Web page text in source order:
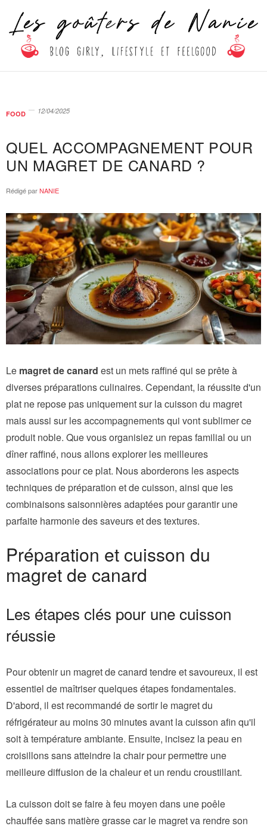
FOOD 12/04/2025
QUEL ACCOMPAGNEMENT POUR
UN MAGRET DE CANARD ?
Rédigé parNANIE
Le magret de canard est un mets raffiné qui se prête à
diverses préparations culinaires. Cependant, la réussite d'un
plat ne repose pas uniquement sur la cuisson du magret
mais aussi sur les accompagnements qui vont sublimer ce
produit noble. Que vous organisiez un repas familial ou un
dîner raffiné, nous allons explorer les meilleures
associations pour ce plat. Nous aborderons les aspects
techniques de préparation et de cuisson, ainsi que les
combinaisons saisonnières adaptées pour garantir une
parfaite harmonie des saveurs et des textures.
Préparation et cuisson du
magret de canard
Les étapes clés pour une cuisson
réussie
Pour obtenir un magret de canard tendre et savoureux, il est
essentiel de maîtriser quelques étapes fondamentales.
D'abord, il est recommandé de sortir le magret du
réfrigérateur au moins 30 minutes avant la cuisson afin qu'il
soit à température ambiante. Ensuite, incisez la peau en
croisillons sans atteindre la chair pour permettre une
meilleure diffusion de la chaleur et un rendu croustillant.
La cuisson doit se faire à feu moyen dans une poêle
chauffée sans matière grasse car le magret va rendre son